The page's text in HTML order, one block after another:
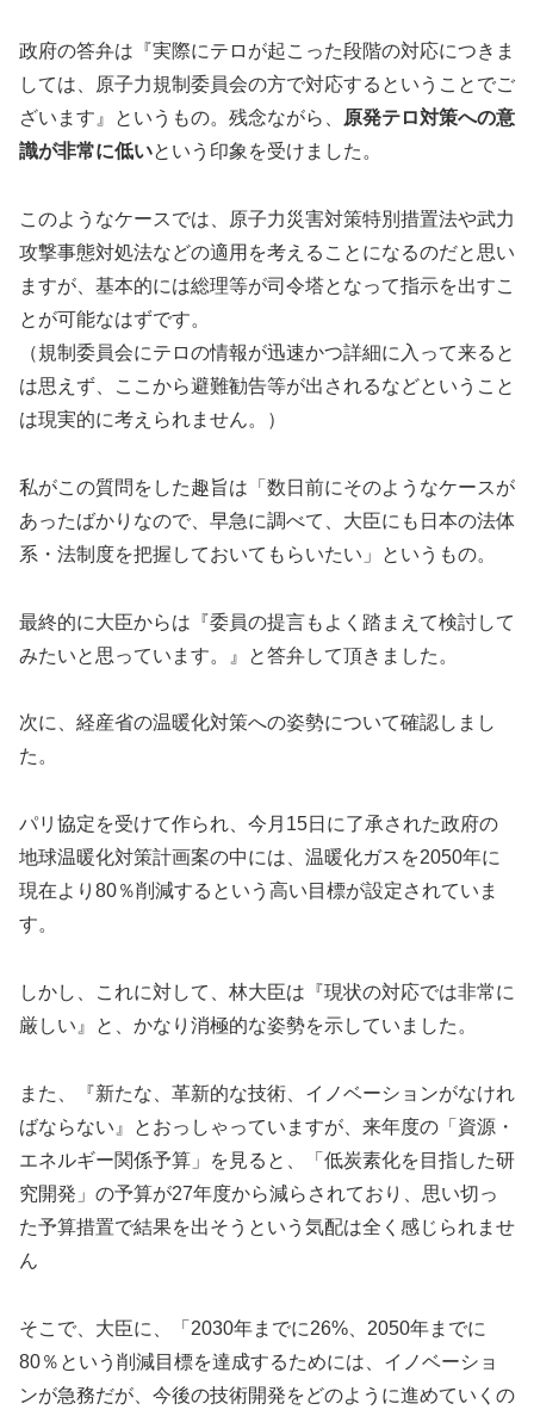
政府の答弁は『実際にテロが起こった段階の対応につきま
しては、原子力規制委員会の方で対応するということでご
ざいます』というもの。残念ながら、
原発テロ対策への意
識が非常に低いという印象を受けました。
このようなケースでは、原子力災害対策特別措置法や武力
攻撃事態対処法などの適用を考えることになるのだと思い
ますが、基本的には総理等が司令塔となって指示を出すこ
とが可能なはずです。
（規制委員会にテロの情報が迅速かつ詳細に入って来ると
は思えず、ここから避難勧告等が出されるなどということ
は現実的に考えられません。）
私がこの質問をした趣旨は「数日前にそのようなケースが
あったばかりなので、早急に調べて、大臣にも日本の法体
系・法制度を把握しておいてもらいたい」というもの。
最終的に大臣からは『委員の提言もよく踏まえて検討して
みたいと思っています。』と答弁して頂きました。
次に、経産省の温暖化対策への姿勢について確認しまし
た。
パリ協定を受けて作られ、今月15日に了承された政府の
地球温暖化対策計画案の中には、温暖化ガスを2050年に
現在より80％削減するという高い目標が設定されていま
す。
しかし、これに対して、林大臣は『現状の対応では非常に
厳しい』と、かなり消極的な姿勢を示していました。
また、『新たな、革新的な技術、イノベーションがなけれ
ばならない』とおっしゃっていますが、来年度の「資源・
エネルギー関係予算」を見ると、「低炭素化を目指した研
究開発」の予算が27年度から減らされており、思い切っ
た予算措置で結果を出そうという気配は全く感じられませ
ん
そこで、大臣に、「2030年までに26%、2050年までに
80％という削減目標を達成するためには、イノベーショ
ンが急務だが、今後の技術開発をどのように進めていくの